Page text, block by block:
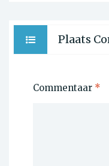
Plaats
Commentaar *